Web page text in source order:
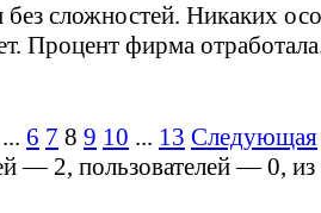
без сложностей. Никаких
Процент фирма
... 6 7 8 9 10 ... 13 Следующая
— 2, пользователей —0,